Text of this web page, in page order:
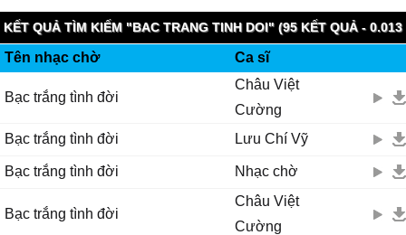
KẾT QUẢ TÌM KIẾM "BAC TRANG TINH DOI" (95 KẾT QUẢ - 0.013
Tên nhạc chờ Ca sĩ
Bạc trắng tình đời
Châu Việt
Cường
Bạc trắng tình đời
Lưu Chí Vỹ
Bạc trắng tình đời Nhạc chờ
Bạc trắng tình đời
Châu Việt
Cường